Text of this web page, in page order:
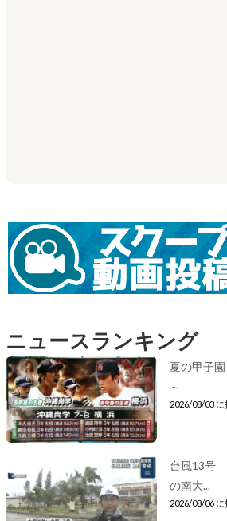
ニュースランキング
夏の甲子
～
2026/08/03 に
台風13号
の南大...
2026/08/06 に